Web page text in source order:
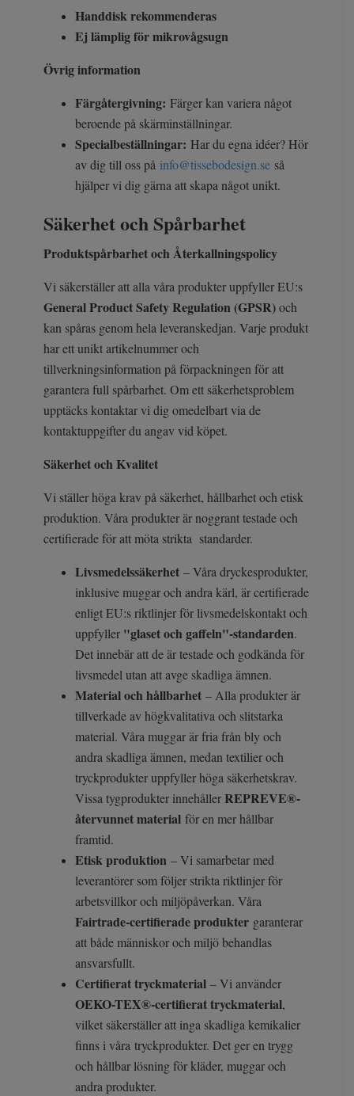
Handdisk rekommenderas
Ej lämplig för mikrovågsugn
Övrig information
Färgåtergivning: Färger kan variera något
beroende på skärminställningar.
Specialbeställningar: Har du egna idéer? Hör
av dig till oss på info@tissebodesign.se så
hjälper vi dig gärna att skapa något unikt.
Säkerhet och Spårbarhet
Produktspårbarhet och Återkallningspolicy
Vi säkerställer att alla våra produkter uppfyller EU:s
General Product Safety Regulation (GPSR)och
kan spåras genom hela leveranskedjan. Varje produkt
har ett unikt artikelnummer och
tillverkningsinformation på förpackningen för att
garantera full spårbarhet. Om ett säkerhetsproblem
upptäcks kontaktar vi dig omedelbart via de
kontaktuppgifter du angav vid köpet.
Säkerhet och Kvalitet
Vi ställer höga krav på säkerhet, hållbarhet och etisk
produktion. Våra produkter är noggrant testade och
certifierade för att möta strikta standarder.
Livsmedelssäkerhet – Våra dryckesprodukter,
inklusive muggar och andra kärl, är certifierade
enligt EU:s riktlinjer för livsmedelskontakt och
uppfyller "glaset och gaffeln"-standarden.
Det innebär att de är testade och godkända för
livsmedel utan att avge skadliga ämnen.
Material och hållbarhet – Alla produkter är
tillverkade av högkvalitativa och slitstarka
material. Våra muggar är fria från bly och
andra skadliga ämnen, medan textilier och
tryckprodukter uppfyller höga säkerhetskrav.
Vissa tygprodukter innehållerREPREVE®-
återvunnet material för en mer hållbar
framtid.
Etisk produktion – Vi samarbetar med
leverantörer som följer strikta riktlinjer för
arbetsvillkor och miljöpåverkan. Våra
Fairtrade-certifierade produkter garanterar
att både människor och miljö behandlas
ansvarsfullt.
Certifierat tryckmaterial – Vi använder
OEKO-TEX®-certifierat tryckmaterial,
vilket säkerställer att inga skadliga kemikalier
finns i våra tryckprodukter. Det ger en trygg
och hållbar lösning för kläder, muggar och
andra produkter.